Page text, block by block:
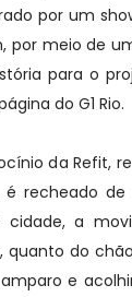
por um
por meio de
para o
do G1 Rio.
da Refit,
recheado
a
do
e